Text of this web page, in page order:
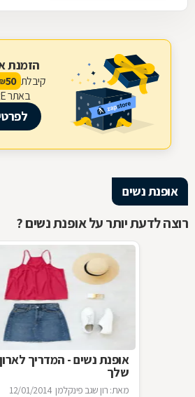
הזמנת
קיבלת 50
באתר ZAPSTORE
אופנת נשים
רוצה לדעת יותר על אופנת נשים ?
אופנת נשים - המדריך
שלך
מאת: רון שגב פינקלמן 12/01/2014